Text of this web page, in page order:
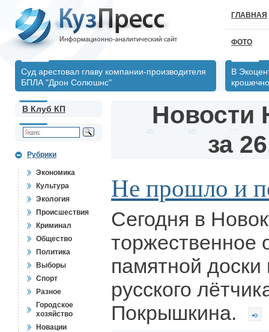
ГЛАВНАЯ
ФОТО
Суд арестовал главу компании-производителя
БПЛА "Дрон Солюшнс"
В
В Клуб КП
Рубрики
Экономика
Культура
Экология
Происшествия
Криминал
Общество
Политика
Выборы
Спорт
Разное
Городское
хозяйство
Новации
Новости
за
Не прошло и
Сегодня в
торжественное
памятной доски
русского
Покрышкина.